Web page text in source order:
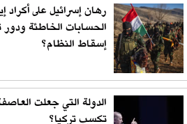
رهان إسرائيل على
الحسابات الخاطئة
إسقاط النظام؟
الدولة التي جعلت
تكسب تركيا؟